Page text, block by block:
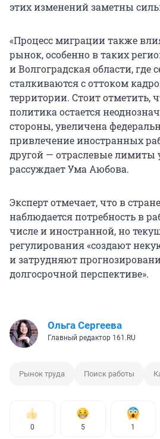
этих изменений заметны
«Процесс миграции также
рынок, особенно в таких
и Волгоградская области, где
сталкиваются с оттоком
территории. Стоит отметить,
политика остается
стороны, увеличена
привлечение иностранных
другой — отраслевые лимиты
рассуждает Ума Аюбова.
Эксперт отмечает, что в
наблюдается потребность в
числе и иностранной, но
регулирования «создают
и затрудняют
долгосрочной перспективе».
Ольга Сергеева
Главный редактор 161.RU
Рынок труда Поиск работы
0 5 1